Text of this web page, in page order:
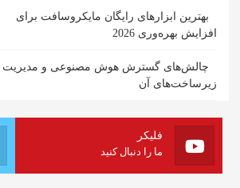
بهترین ابزارهای رایگان مایکروسافت برای
افزایش بهره‌وری 2026
چالش‌های گسترش هوش مصنوعی و مدیریت
زیرساخت‌های آن
فلیکر
ما را دنبال کنید